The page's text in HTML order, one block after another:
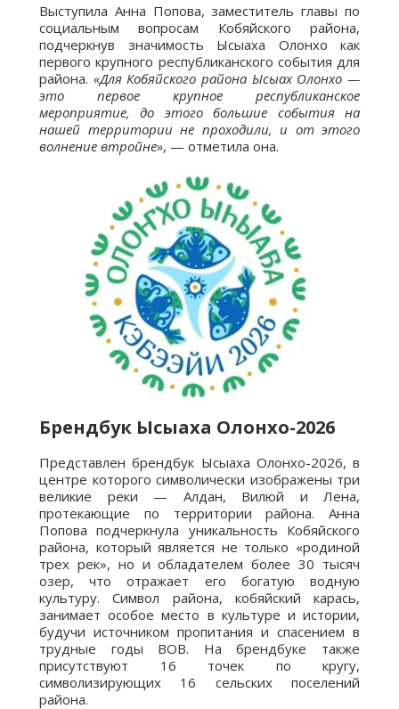
Выступила Анна Попова, заместитель главы по
социальным вопросам Кобяйского района,
подчеркнув значимость Ысыаха Олонхо как
первого крупного республиканского события для
района. «Для Кобяйского района Ысыах Олонхо —
это первое крупное республиканское
мероприятие, до этого большие события на
нашей территории не проходили, и от этого
волнение втройне», — отметила она.
Брендбук Ысыаха Олонхо-2026
Представлен брендбук Ысыаха Олонхо-2026, в
центре которого символически изображены три
великие реки — Алдан, Вилюй и Лена,
протекающие по территории района. Анна
Попова подчеркнула уникальность Кобяйского
района, который является не только «родиной
трех рек», но и обладателем более 30 тысяч
озер, что отражает его богатую водную
культуру. Символ района, кобяйский карась,
занимает особое место в культуре и истории,
будучи источником пропитания и спасением в
трудные годы ВОВ. На брендбуке также
присутствуют 16 точек по кругу,
символизирующих 16 сельских поселений
района.